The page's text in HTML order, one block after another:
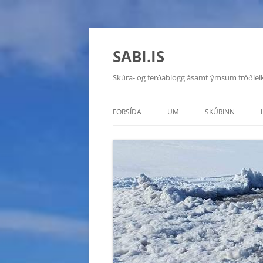
SABI.IS
Skúra- og ferðablogg ásamt ýmsum
FORSÍÐA UM SKÚRINN
HYUNDAI
SUZUKI VITARA